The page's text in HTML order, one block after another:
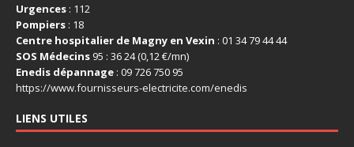
Urgences : 112
Pompiers : 18
Centre hospitalier de Magny en Vexin : 01 34 79 44 44
SOS Médecins 95 : 36 24 (0,12 €/mn)
Enedis dépannage : 09 726 750 95
https://www.fournisseurs-electricite.com/enedis
LIENS UTILES